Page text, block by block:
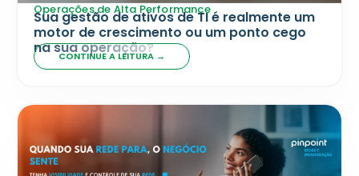
Operações de Alta Performance
Sua gestão de ativos de TI é realmente um
motor de crescimento ou um ponto cego
na sua operação?
CONTINUE A LEITURA →